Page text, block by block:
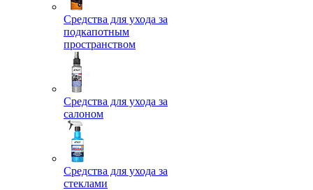
Средства для ухода за
подкапотным
пространством
Средства для ухода за
салоном
Средства для ухода за
стеклами